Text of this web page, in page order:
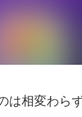
は相変わら